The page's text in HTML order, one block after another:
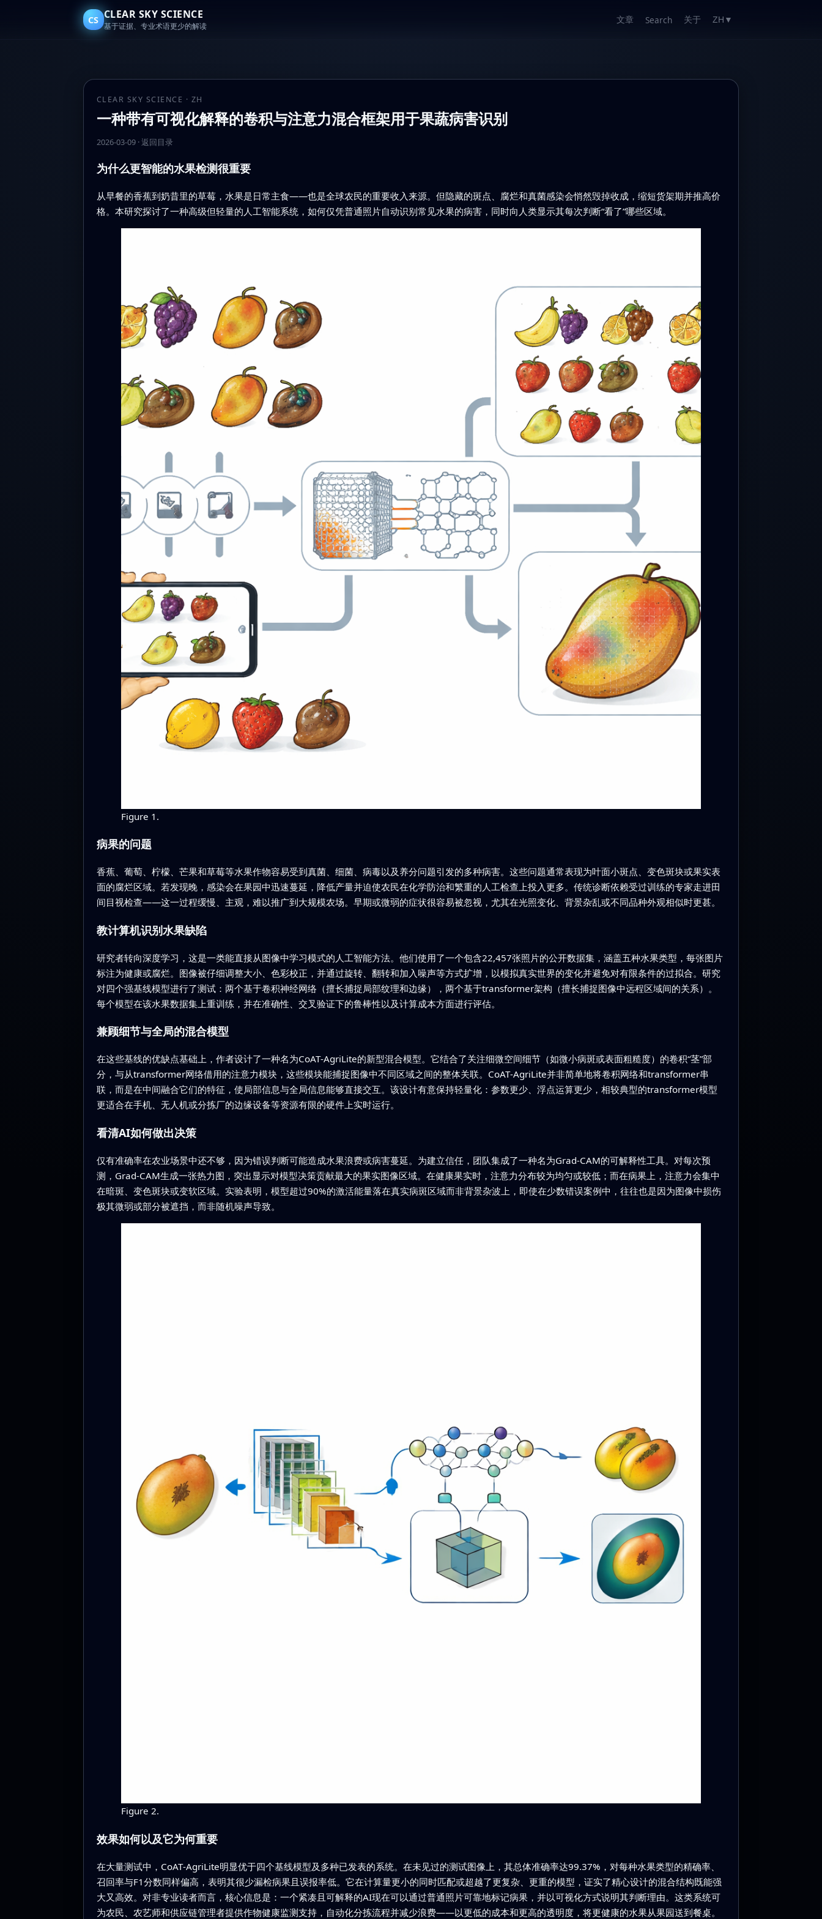
CS CLEAR SKY SCIENCE
基于证据、专业术语更少的解读
文章 Search 关于 ZH ▼
CLEAR SKY SCIENCE · ZH
一种带有可视化解释的卷积与注意力混合框架用于果蔬病害识别
2026-03-09· 返回目录
为什么更智能的水果检测很重要
从早餐的香蕉到奶昔里的草莓，水果是日常主食——也是全球农民的重要收入来源。但隐藏的斑点、腐烂和真菌感染会悄然毁掉收成，缩短货架期并推高价
格。本研究探讨了一种高级但轻量的人工智能系统，如何仅凭普通照片自动识别常见水果的病害，同时向人类显示其每次判断“看了”哪些区域。
Figure 1.
病果的问题
香蕉、葡萄、柠檬、芒果和草莓等水果作物容易受到真菌、细菌、病毒以及养分问题引发的多种病害。这些问题通常表现为叶面小斑点、变色斑块或果实表
面的腐烂区域。若发现晚，感染会在果园中迅速蔓延，降低产量并迫使农民在化学防治和繁重的人工检查上投入更多。传统诊断依赖受过训练的专家走进田
间目视检查——这一过程缓慢、主观，难以推广到大规模农场。早期或微弱的症状很容易被忽视，尤其在光照变化、背景杂乱或不同品种外观相似时更甚。
教计算机识别水果缺陷
研究者转向深度学习，这是一类能直接从图像中学习模式的人工智能方法。他们使用了一个包含22,457张照片的公开数据集，涵盖五种水果类型，每张图片
标注为健康或腐烂。图像被仔细调整大小、色彩校正，并通过旋转、翻转和加入噪声等方式扩增，以模拟真实世界的变化并避免对有限条件的过拟合。研究
对四个强基线模型进行了测试：两个基于卷积神经网络（擅长捕捉局部纹理和边缘），两个基于transformer架构（擅长捕捉图像中远程区域间的关系）。
每个模型在该水果数据集上重训练，并在准确性、交叉验证下的鲁棒性以及计算成本方面进行评估。
兼顾细节与全局的混合模型
在这些基线的优缺点基础上，作者设计了一种名为CoAT‑AgriLite的新型混合模型。它结合了关注细微空间细节（如微小病斑或表面粗糙度）的卷积“茎”部
分，与从transformer网络借用的注意力模块，这些模块能捕捉图像中不同区域之间的整体关联。CoAT‑AgriLite并非简单地将卷积网络和transformer串
联，而是在中间融合它们的特征，使局部信息与全局信息能够直接交互。该设计有意保持轻量化：参数更少、浮点运算更少，相较典型的transformer模型
更适合在手机、无人机或分拣厂的边缘设备等资源有限的硬件上实时运行。
看清AI如何做出决策
仅有准确率在农业场景中还不够，因为错误判断可能造成水果浪费或病害蔓延。为建立信任，团队集成了一种名为Grad‑CAM的可解释性工具。对每次预
测，Grad‑CAM生成一张热力图，突出显示对模型决策贡献最大的果实图像区域。在健康果实时，注意力分布较为均匀或较低；而在病果上，注意力会集中
在暗斑、变色斑块或变软区域。实验表明，模型超过90%的激活能量落在真实病斑区域而非背景杂波上，即使在少数错误案例中，往往也是因为图像中损伤
极其微弱或部分被遮挡，而非随机噪声导致。
Figure 2.
效果如何以及它为何重要
在大量测试中，CoAT‑AgriLite明显优于四个基线模型及多种已发表的系统。在未见过的测试图像上，其总体准确率达99.37%，对每种水果类型的精确率、
召回率与F1分数同样偏高，表明其很少漏检病果且误报率低。它在计算量更小的同时匹配或超越了更复杂、更重的模型，证实了精心设计的混合结构既能强
大又高效。对非专业读者而言，核心信息是：一个紧凑且可解释的AI现在可以通过普通照片可靠地标记病果，并以可视化方式说明其判断理由。这类系统可
为农民、农艺师和供应链管理者提供作物健康监测支持，自动化分拣流程并减少浪费——以更低的成本和更高的透明度，将更健康的水果从果园送到餐桌。